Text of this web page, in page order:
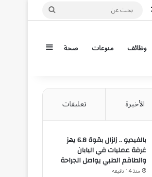
مقال عشوائي
بحث
وظائف منوعات صحة إضافة عمود
الأخيرة تعليقات
بالفيديو .. زلزال بقوة 6.8 يهز
غرفة عمليات في اليابان
والطاقم الطبي يواصل الجراحة
منذ 14 دقيقة